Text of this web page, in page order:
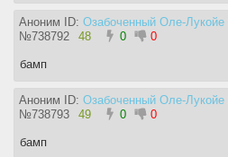
Аноним ID: Озабоченный Оле-Лукойе
№738792 48 0 0
бамп
Аноним ID: Озабоченный Оле-Лукойе
№738793 49 0 0
бамп